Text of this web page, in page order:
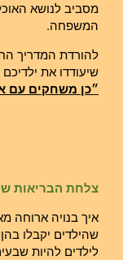
מסביב לנושא
המשפחה.
להורדת המדריך
שיעודדו את
״כן משחקים עם
צלחת הבריאות
איך בנויה ארוחה
שהילדים יקבלו
לילדים להיות